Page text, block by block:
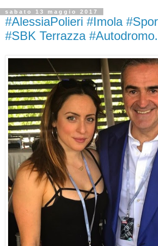
sabato 13 maggio 2017
#AlessiaPolieri #Imola
#SBK Terrazza